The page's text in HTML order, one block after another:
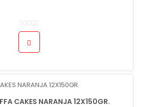
CAKES NARANJA 12X150GR.